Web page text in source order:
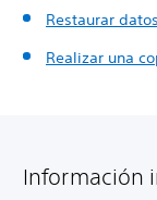
Restaurar
Realizar una
Información